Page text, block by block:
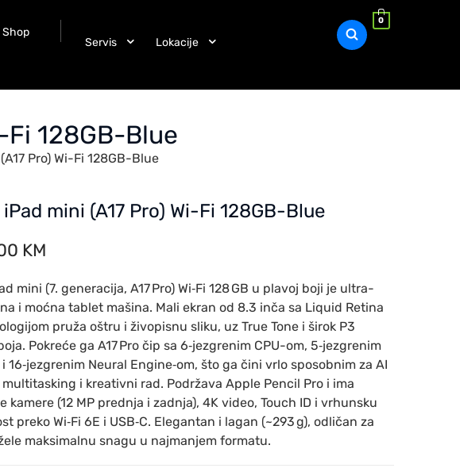
Shop
Servis Lokacije
0
Fi 128GB-Blue
Pro) Wi-Fi 128GB-Blue
mini (A17 Pro) Wi-Fi 128GB-Blue
KM
mini (7. generacija, A17 Pro) Wi‑Fi 128 GB u plavoj boji je ultra-
i moćna tablet mašina. Mali ekran od 8.3 inča sa Liquid Retina
pruža oštru i živopisnu sliku, uz True Tone i širok P3
Pokreće ga A17 Pro čip sa 6‑jezgrenim CPU-om, 5‑jezgrenim
i 16‑jezgrenim Neural Engine‑om, što ga čini vrlo sposobnim za AI
i kreativni rad. Podržava Apple Pencil Pro i ima
kamere (12 MP prednja i zadnja), 4K video, Touch ID i vrhunsku
preko Wi‑Fi 6E i USB‑C. Elegantan i lagan (~293 g), odličan za
maksimalnu snagu u najmanjem formatu.